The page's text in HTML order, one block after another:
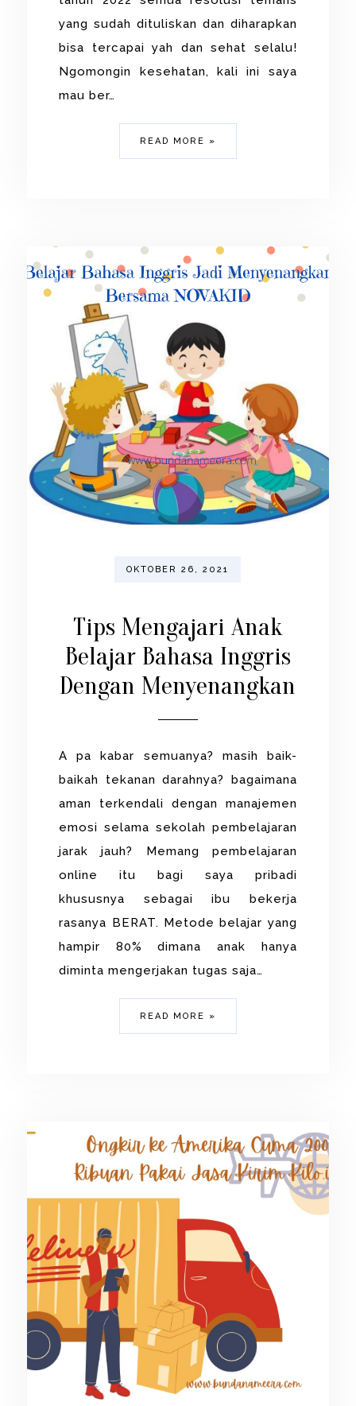
yang sudah dituliskan dan diharapkan
bisa tercapai yah dan sehat selalu!
Ngomongin kesehatan, kali ini saya
mau ber…
READ MORE »
OKTOBER 26, 2021
Tips Mengajari Anak
Belajar Bahasa Inggris
Dengan Menyenangkan
A pa kabar semuanya? masih baik-
baikah tekanan darahnya? bagaimana
aman terkendali dengan manajemen
emosi selama sekolah pembelajaran
jarak jauh? Memang pembelajaran
online itu bagi saya pribadi
khususnya sebagai ibu bekerja
rasanya BERAT. Metode belajar yang
hampir 80% dimana anak hanya
diminta mengerjakan tugas saja…
READ MORE »